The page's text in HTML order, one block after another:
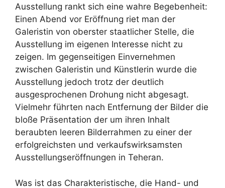
Ausstellung rankt sich eine wahre Begebenheit:
Einen Abend vor Eröffnung riet man der
Galeristin von oberster staatlicher Stelle, die
Ausstellung im eigenen Interesse nicht zu
zeigen. Im gegenseitigen Einvernehmen
zwischen Galeristin und Künstlerin wurde die
Ausstellung jedoch trotz der deutlich
ausgesprochenen Drohung nicht abgesagt.
Vielmehr führten nach Entfernung der Bilder die
bloße Präsentation der um ihren Inhalt
beraubten leeren Bilderrahmen zu einer der
erfolgreichsten und verkaufswirksamsten
Ausstellungseröffnungen in Teheran.
Was ist das Charakteristische, die Hand- und